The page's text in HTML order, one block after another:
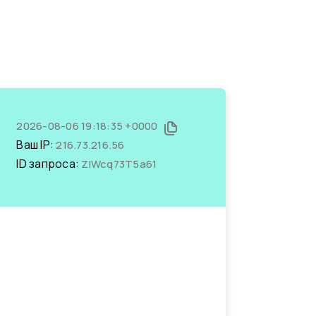
2026-08-06 19:18:35 +0000
Ваш IP:216.73.216.56
ID запроса: ZIWcq73T5a61